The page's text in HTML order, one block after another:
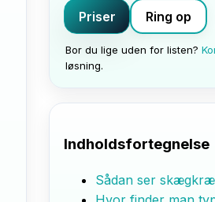
Priser Ring op
Bor du lige uden for listen?
løsning.
Indholdsfortegnelse
Sådan ser